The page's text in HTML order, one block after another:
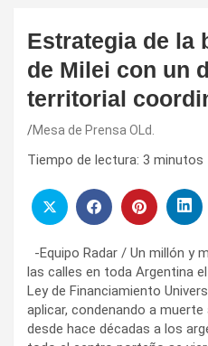
Estrategia de la
de Milei con un
territorial
Mesa de Prensa OLd.
Tiempo de lectura: 3 minutos
-Equipo Radar / Un millón y
las calles en toda Argentina
Ley de Financiamiento
aplicar, condenando a
desde hace décadas a los